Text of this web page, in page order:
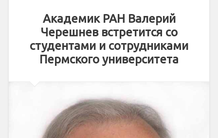
Академик РАН Валерий
Черешнев встретится со
студентами и сотрудниками
Пермского университета